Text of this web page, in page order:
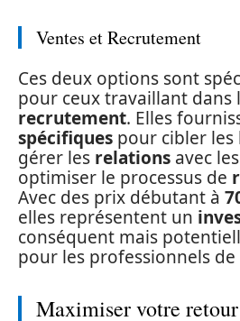
Ventes et Recrutement
Ces deux options sont
pour ceux travaillant dans
recrutement. Elles
spécifiques pour cibler les
gérer les relations avec les
optimiser le processus de
Avec des prix débutant à
elles représentent un
conséquent mais
pour les professionnels de
Maximiser votre